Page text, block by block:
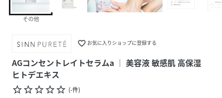
その他
favorite_border お気に入りショップに登録する
AGコンセントレイトセラムa │ 美容液 敏感肌 高保湿
ヒトデエキス
star_borderstar_borderstar_borderstar_borderstar_border (-件)